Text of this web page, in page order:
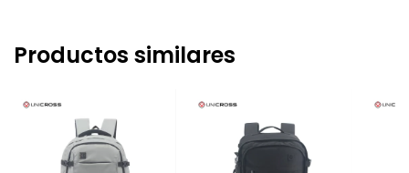
Productos similares